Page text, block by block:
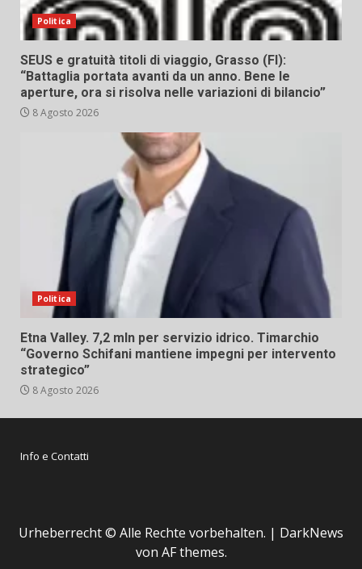
Politica
SEUS e gratuità titoli di viaggio, Grasso (FI):
“Battaglia portata avanti da un anno. Bene le
aperture, ora si risolva nelle variazioni di bilancio”
8 Agosto 2026
Politica
Etna Valley. 7,2 mln per servizio idrico. Timarchio
“Governo Schifani mantiene impegni per intervento
strategico”
8 Agosto 2026
Info e Contatti
Urheberrecht © Alle Rechte vorbehalten. | DarkNews
von AF themes.